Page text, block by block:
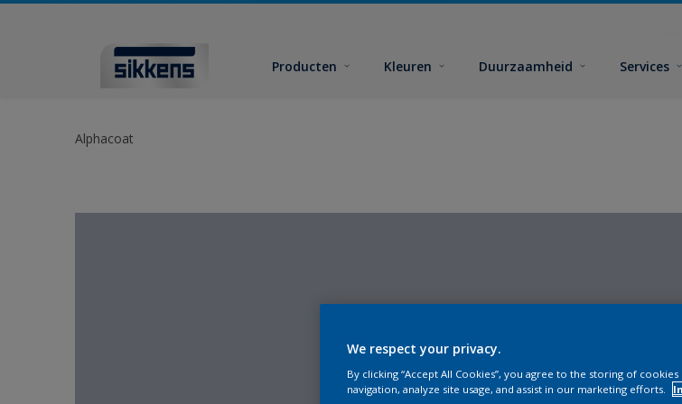
Producten Kleuren Duurzaamheid Services
Alphacoat
We respect your privacy.
By clicking “Accept All Cookies”, you agree to the storing of
navigation, analyze site usage, and assist in our marketing efforts.